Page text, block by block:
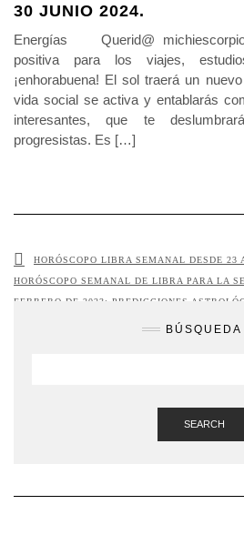
30 JUNIO 2024.
Energías Querid@
positiva para los viajes,
¡enhorabuena! El sol traerá un
vida social se activa y entablarás
interesantes, que te
progresistas. Es […]
HORÓSCOPO LIBRA SEMANAL DESDE 23
HORÓSCOPO SEMANAL DE LIBRA PARA LA
FEBRERO DE 2023: PREDICCIONES
BÚSQUEDA
SEARCH